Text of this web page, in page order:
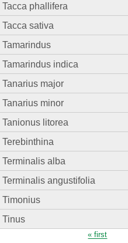
Tacca phallifera
Tacca sativa
Tamarindus
Tamarindus indica
Tanarius major
Tanarius minor
Tanionus litorea
Terebinthina
Terminalis alba
Terminalis angustifolia
Timonius
Tinus
« first